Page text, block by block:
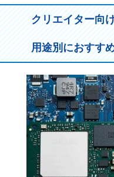
クリエイター向
用途別におすす